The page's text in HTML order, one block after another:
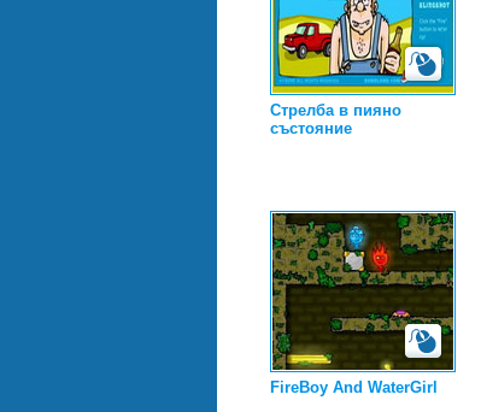
Стрелба в пияно
състояние
FireBoy And WaterGirl